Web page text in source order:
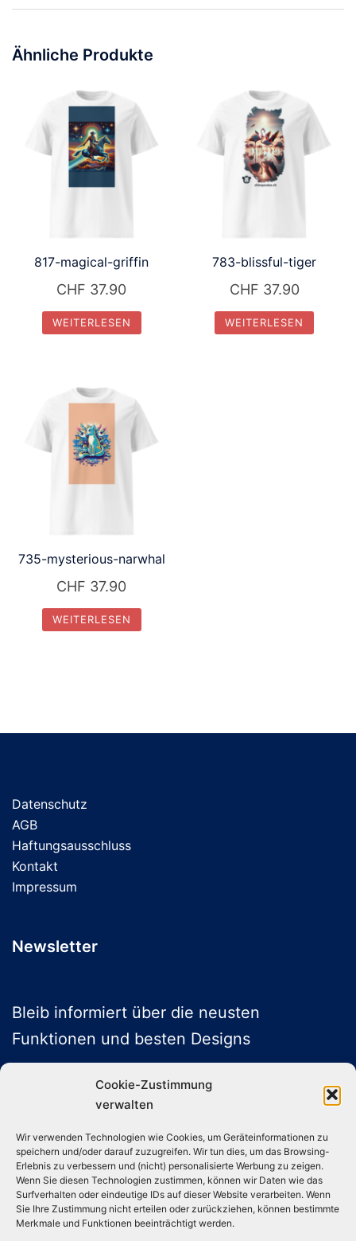
Cookie-Zustimmung
verwalten
Wir verwenden Technologien wie Cookies, um Geräteinformationen zu
speichern und/oder darauf zuzugreifen. Wir tun dies, um das Browsing-
Erlebnis zu verbessern und (nicht) personalisierte Werbung zu zeigen.
Wenn Sie diesen Technologien zustimmen, können wir Daten wie das
Surfverhalten oder eindeutige IDs auf dieser Website verarbeiten. Wenn
Sie Ihre Zustimmung nicht erteilen oder zurückziehen, können bestimmte
Merkmale und Funktionen beeinträchtigt werden.
Ähnliche Produkte
817-magical-griffin
CHF 37.90
WEITERLESEN
783-blissful-tiger
CHF 37.90
WEITERLESEN
735-mysterious-narwhal
CHF 37.90
WEITERLESEN
Datenschutz
AGB
Haftungsausschluss
Kontakt
Impressum
Newsletter
Bleib informiert über die neusten
Funktionen und besten Designs
ABONNIEREN
Folge uns auf Social Media